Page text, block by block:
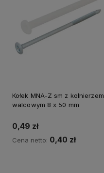
Kołek MNA-Z sm z kołnierzem
walcowym 8 x 50 mm
0,49 zł
Cena netto: 0,40 zł